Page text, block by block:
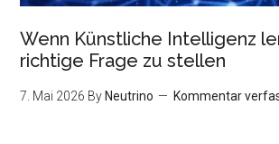
Wenn Künstliche Intelligenz
richtige Frage zu stellen
7. Mai 2026 By Neutrino Kommentar